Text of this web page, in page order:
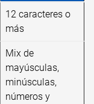
12 caracteres o
más
Mix de
mayúsculas,
minúsculas,
números y